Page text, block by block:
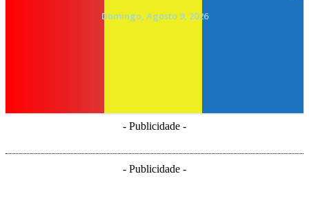
Domingo, Agosto 9, 2026
- Publicidade -
- Publicidade -